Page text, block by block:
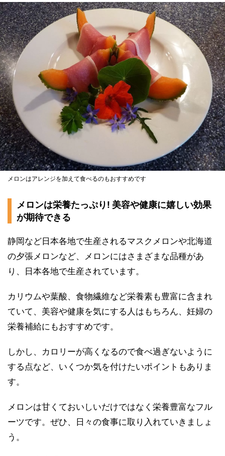
メロンはアレンジを加えて食べるのもおすすめです
メロンは栄養たっぷり! 美容や健康に嬉しい効果
が期待できる
静岡など日本各地で生産されるマスクメロンや北海道
の夕張メロンなど、メロンにはさまざまな品種があ
り、日本各地で生産されています。
カリウムや葉酸、食物繊維など栄養素も豊富に含まれ
ていて、美容や健康を気にする人はもちろん、妊婦の
栄養補給にもおすすめです。
しかし、カロリーが高くなるので食べ過ぎないように
する点など、いくつか気を付けたいポイントもありま
す。
メロンは甘くておいしいだけではなく栄養豊富なフル
ーツです。ぜひ、日々の食事に取り入れていきましょ
う。